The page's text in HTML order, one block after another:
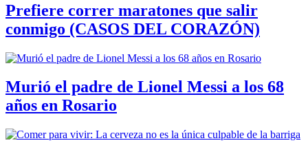
Prefiere correr maratones que salir
conmigo (CASOS DEL CORAZÓN)
Murió el padre de Lionel Messi a los 68
años en Rosario